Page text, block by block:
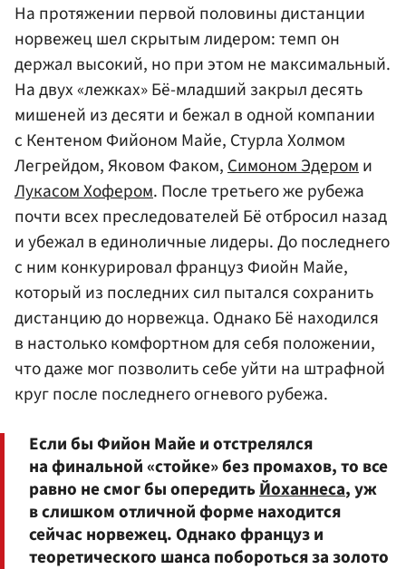
На протяжении первой половины дистанции
норвежец шел скрытым лидером: темп он
держал высокий, но при этом не максимальный.
На двух «лежках» Бё-младший закрыл десять
мишеней из десяти и бежал в одной компании
с Кентеном Фийоном Майе, Стурла Холмом
Легрейдом, Яковом Факом,Симоном Эдероми
Лукасом Хофером. После третьего же рубежа
почти всех преследователей Бё отбросил назад
и убежал в единоличные лидеры. До последнего
с ним конкурировал француз Фиойн Майе,
который из последних сил пытался сохранить
дистанцию до норвежца. Однако Бё находился
в настолько комфортном для себя положении,
что даже мог позволить себе уйти на штрафной
круг после последнего огневого рубежа.
Если бы Фийон Майе и отстрелялся
на финальной «стойке» без промахов, то все
равно не смог бы опередитьЙоханнеса, уж
в слишком отличной форме находится
сейчас норвежец. Однако француз и
теоретического шанса побороться за золото